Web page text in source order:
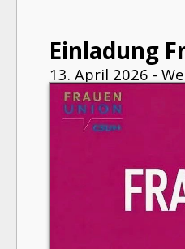
Einladung
13. April 2026 -